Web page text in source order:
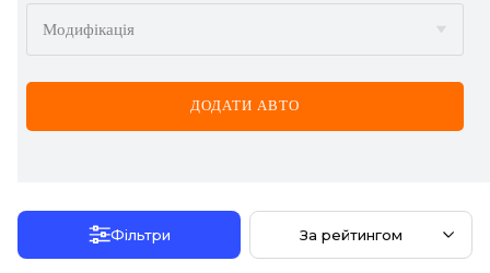
CHERY
CHEVROLET
CHRYSLER
Модифікація
ДОДАТИ АВТО
Фільтри За рейтингом